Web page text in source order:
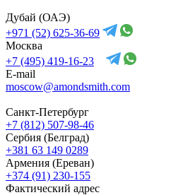
Дубай (ОАЭ)
+971 (52) 625-36-69
Москва
+7 (495) 419-16-23
E-mail
moscow@amondsmith.com
Санкт-Петербург
+7 (812) 507-98-46
Сербия (Белград)
+381 63 149 0289
Армения (Ереван)
+374 (91) 230-155
Фактический адрес